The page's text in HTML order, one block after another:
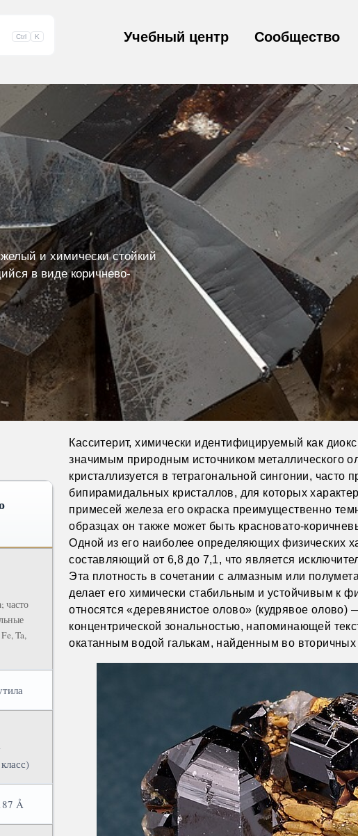
Ctrl K Учебный центр Сообщество
и химически стойкий
в виде коричнево-
часто
Ta,
Å
Касситерит, химически идентифицируемый как
значимым природным источником металлического
кристаллизуется в тетрагональной сингонии, часто
бипирамидальных кристаллов, для которых
примесей железа его окраска преимущественно
образцах он также может быть красновато-
Одной из его наиболее определяющих физических
составляющий от 6,8 до 7,1, что является
Эта плотность в сочетании с алмазным или
делает его химически стабильным и устойчивым к
относятся «деревянистое олово» (кудрявое
концентрической зональностью, напоминающей
окатанным водой галькам, найденным во